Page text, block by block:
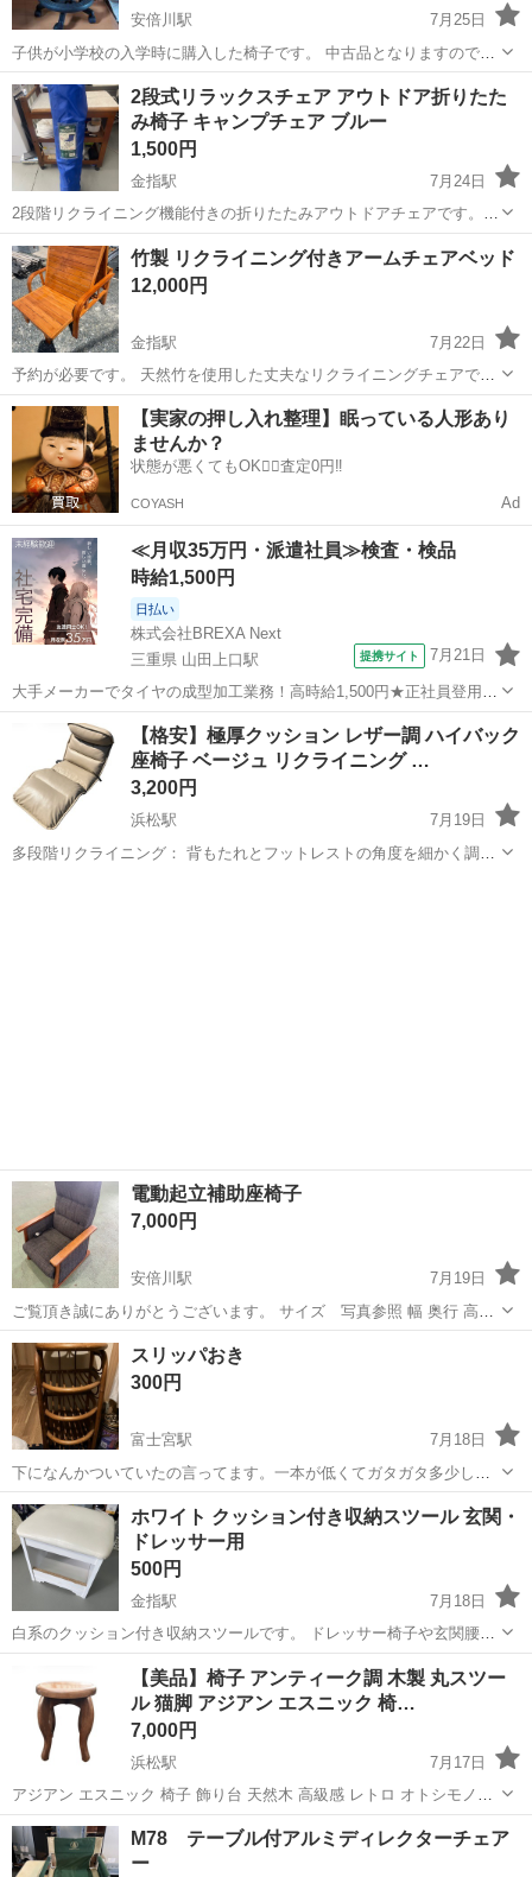
安倍川駅
7月25日
子供が小学校の入学時に購入した椅子です。 中古品となりますので、
座面にヘタリ、汚れが若干あります。 足置きを止めるネジが有りませ
ん。 取引は土日祝日が希望です。 場所は用宗街道のセブンイレブンみ
ずほ店駐車場です。
静岡 静岡市 安倍川駅
2段式リラックスチェア アウトドア折りたた
み椅子 キャンプチェア ブルー
1,500円
金指駅
7月24日
2段階リクライニング機能付きの折りたたみアウトドアチェアです。
1500円/1個です。 背面にメッシュポケットが付いております。 専用収
納袋付きでコンパクトに収納可能です。 耐荷重80kg 画像に写ってい
る本体・収納袋のみの出...
静岡 浜松市 金指駅 椅子 キャンプチェア
竹製 リクライニング付きアームチェアベッド
12,000円
金指駅
7月22日
予約が必要です。 天然竹を使用した丈夫なリクライニングチェアで
す。 背もたれに鳥と紅葉の彫刻が施されており、高級感があります。
角度調整が可能で、ベランダや庭、室内でのくつろぎの時間に最適で
す。 また、フラットに展開すること...
静岡 浜松市 金指駅 椅子 リクライニング
【実家の押し入れ整理】眠っている人形あり
ませんか？
状態が悪くてもOK🙆‍♀️査定0円‼️
COYASH Ad
≪月収35万円・派遣社員≫検査・検品
時給1,500円
日払い
株式会社BREXA Next
三重県 山田上口駅
提携サイト 7月21日
大手メーカーでタイヤの成型加工業務！高時給1,500円★正社員登用制
度あり！ワンルーム寮完備！マイカー通勤OK！無料駐車場あり！《三
重県伊勢市》 人気の工場のお仕事 ◇タイヤの製造◇ トラック・バ
ス・RV車用を中心とした...
伊勢市 山田上口駅 その他
【格安】極厚クッション レザー調 ハイバック
座椅子 ベージュ リクライニング …
3,200円
浜松駅
7月19日
多段階リクライニング： 背もたれとフットレストの角度を細かく調整
電動起立補助座椅子
7,000円
安倍川駅
7月19日
ご覧頂き誠にありがとうございます。 サイズ 写真参照 幅 奥行 高さ
色ー 状態ー目立った汚れや傷は無いと思います。 動作確認済み
家具などをメインにのせております。 取引場所は倉庫であり、店舗と
いう形では...
静岡 静岡市 安倍川駅
スリッパおき
300円
富士宮駅
7月18日
下になんかついていたの言ってます。一本が低くてガタガタ多少しま
す。 値段交渉は記載ください カバンやアクセサリーと交換OKです
静岡 富士宮市 富士宮駅 カバン
ホワイト クッション付き収納スツール 玄関・
ドレッサー用
500円
金指駅
7月18日
白系のクッション付き収納スツールです。 ドレッサー椅子や玄関腰掛
けとして活用できます。 下部に収納スペースがあり、小物を整理可能
です。 現状品としての出品です。 写真に写っているものがすべてとな
ります。 直接引取り大歓迎で...
金指駅 椅子
【美品】椅子 アンティーク調 木製 丸スツー
ル 猫脚 アジアン エスニック 椅…
7,000円
浜松駅
7月17日
アジアン エスニック 椅子 飾り台 天然木 高級感 レトロ オトシモノ風
ご覧いただきありがとうございます。 独特な曲線を描く美しい 「猫脚
（カブリオールレッグ）」が特徴的な、アンティーク調の木製丸スツ
ールです。 温かみの...
静岡 浜松市 椅子
M78 テーブル付アルミディレクターチェア
ー